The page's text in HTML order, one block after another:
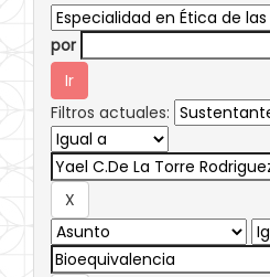
por
Filtros actuales: